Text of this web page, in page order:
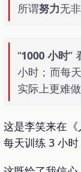
所谓努力无
“1000 小时”
小时；而每
实际上更难
这是李笑来在
每天训练 3 小时